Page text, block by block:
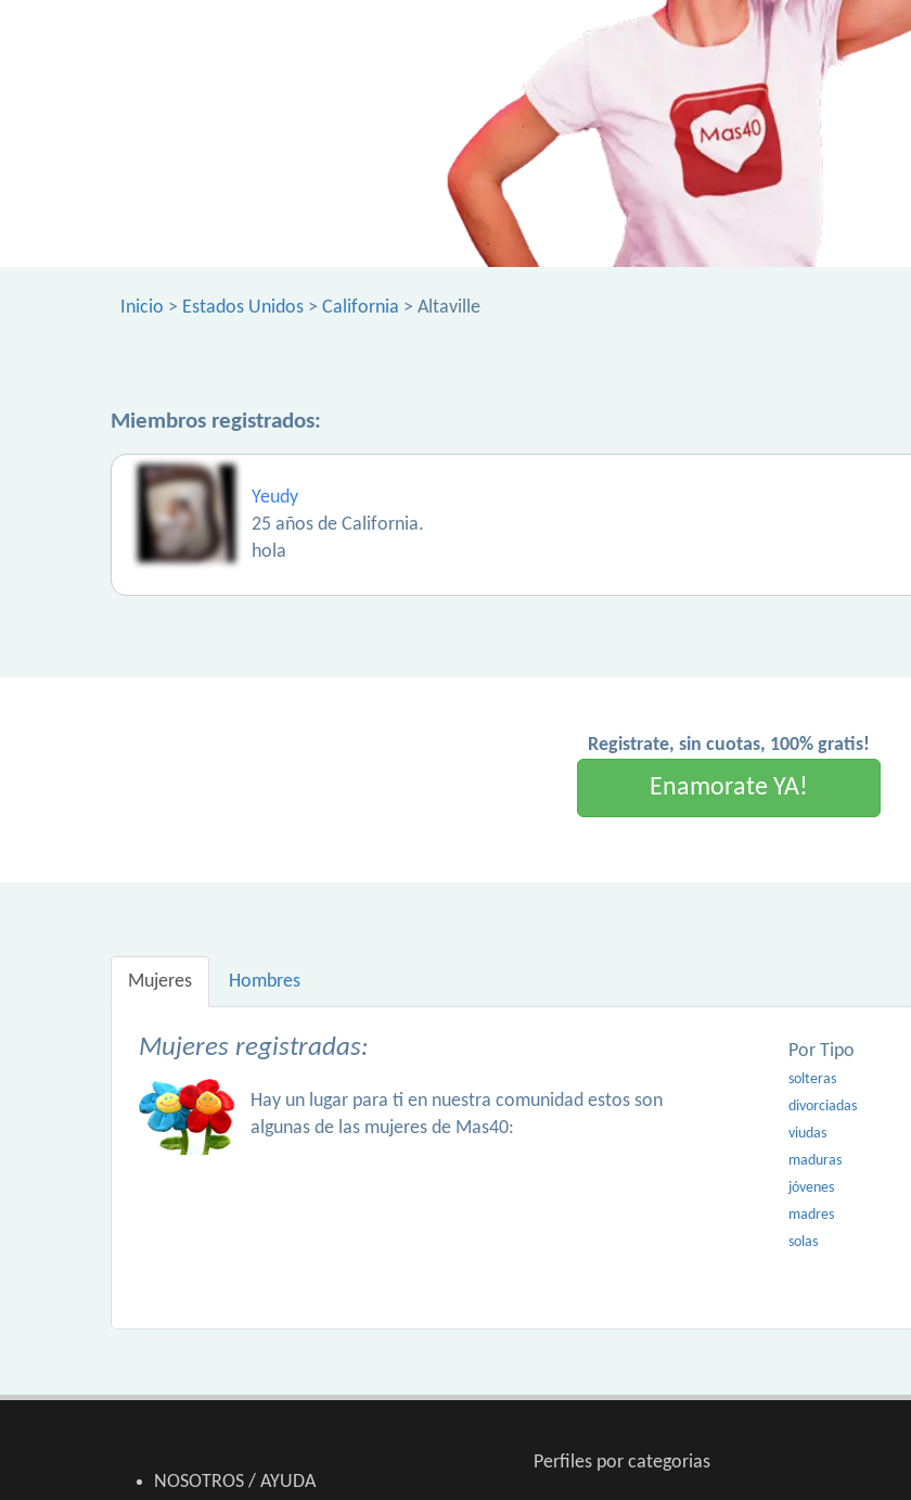
Inicio > Estados Unidos > California > Altaville
Miembros registrados:
Yeudy
25 años de California.
hola
Registrate, sin cuotas, 100% gratis!
Enamorate YA!
Mujeres Hombres
Mujeres registradas:
Hay un lugar para ti en nuestra comunidad estos son
algunas de las mujeres de Mas40:
Por Tipo
solteras
divorciadas
viudas
maduras
jóvenes
madres
solas
NOSOTROS / AYUDA
Perfiles por categorias